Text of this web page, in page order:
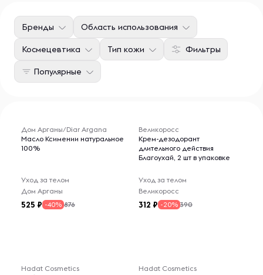
Фильтры
Бренды Область использования
Космецевтика Тип кожи
Популярные
Дом Арганы/Diar Argana
Масло Ксимении натуральное
100%
Уход за телом
Дом Арганы
525 -40% 876
Великоросс
Крем-дезодорант
длительного действия
Благоухай, 2 шт в упаковке
Уход за телом
Великоросс
312 -20% 390
Hadat Cosmetics
Hadat Cosmetics